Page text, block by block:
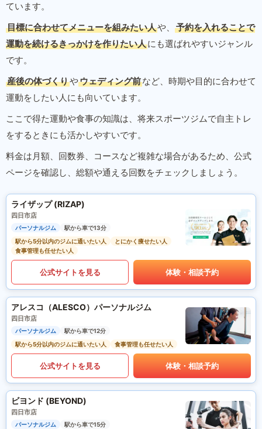
ています。
目標に合わせてメニューを組みたい人や、
予約を入れることで
運動を続けるきっかけを作りたい人にも選ばれやすいジャンル
です。
産後の体づくりやウェディング前など、時期や目的に合わせて
運動をしたい人にも向いています。
ここで得た運動や食事の知識は、将来スポーツジムで自主トレ
をするときにも活かしやすいです。
料金は月額、回数券、コースなど複雑な場合があるため、公式
ページを確認し、総額や通える回数をチェックしましょう。
ライザップ (RIZAP)
四日市店
パーソナルジム
駅から車で13分
駅から5分以内のジムに通いたい人
とにかく痩せたい人
食事管理も任せたい人
公式サイトを見る 体験・相談予約
アレスコ（ALESCO）パーソナルジム
四日市店
パーソナルジム
駅から車で12分
駅から5分以内のジムに通いたい人
食事管理も任せたい人
公式サイトを見る 体験・相談予約
ビヨンド (BEYOND)
四日市店
パーソナルジム
駅から車で15分